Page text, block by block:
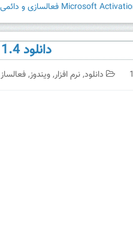
دانلود Microsoft Activation Scripts 1.4 فعالسازی و دائمی کردن ویندوز
دانلود,نرم افزار,ویندوز,فعالساز